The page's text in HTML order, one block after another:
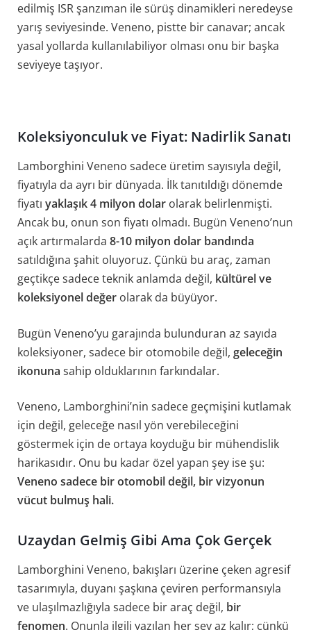
edilmiş ISR şanzıman ile sürüş dinamikleri neredeyse
yarış seviyesinde. Veneno, pistte bir canavar; ancak
yasal yollarda kullanılabiliyor olması onu bir başka
seviyeye taşıyor.
Koleksiyonculuk ve Fiyat: Nadirlik Sanatı
Lamborghini Veneno sadece üretim sayısıyla değil,
fiyatıyla da ayrı bir dünyada. İlk tanıtıldığı dönemde
fiyatı yaklaşık 4 milyon dolar olarak belirlenmişti.
Ancak bu, onun son fiyatı olmadı. Bugün Veneno’nun
açık artırmalarda 8-10 milyon dolar bandında
satıldığına şahit oluyoruz. Çünkü bu araç, zaman
geçtikçe sadece teknik anlamda değil, kültürel ve
koleksiyonel değer olarak da büyüyor.
Bugün Veneno’yu garajında bulunduran az sayıda
koleksiyoner, sadece bir otomobile değil, geleceğin
ikonuna sahip olduklarının farkındalar.
Veneno, Lamborghini’nin sadece geçmişini kutlamak
için değil, geleceğe nasıl yön verebileceğini
göstermek için de ortaya koyduğu bir mühendislik
harikasıdır. Onu bu kadar özel yapan şey ise şu:
Veneno sadece bir otomobil değil, bir vizyonun
vücut bulmuş hali.
Uzaydan Gelmiş Gibi Ama Çok Gerçek
Lamborghini Veneno, bakışları üzerine çeken agresif
tasarımıyla, duyanı şaşkına çeviren performansıyla
ve ulaşılmazlığıyla sadece bir araç değil, bir
fenomen. Onunla ilgili yazılan her şey az kalır; çünkü